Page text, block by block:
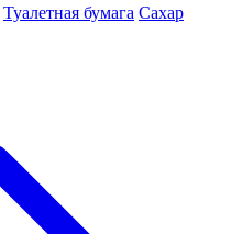
Туалетная бумага Сахар